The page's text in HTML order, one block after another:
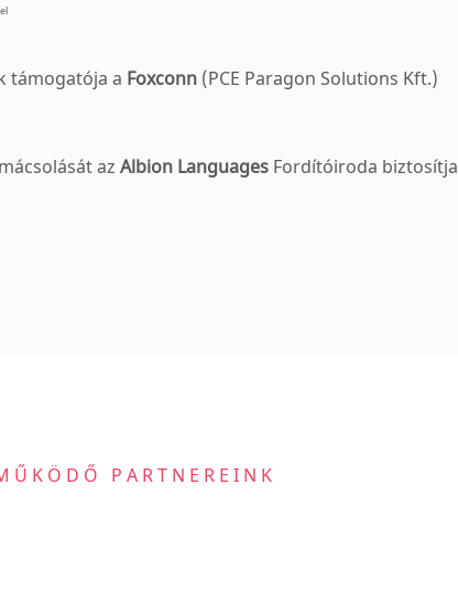
támogatója a Foxconn (PCE Paragon Solutions Kft.)
az Albion Languages Fordítóiroda biztosítja
PARTNEREINK